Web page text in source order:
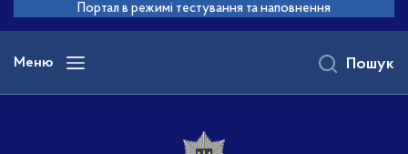
основного
вмісту
Портал в режимі тестування та наповнення
Меню Пошук